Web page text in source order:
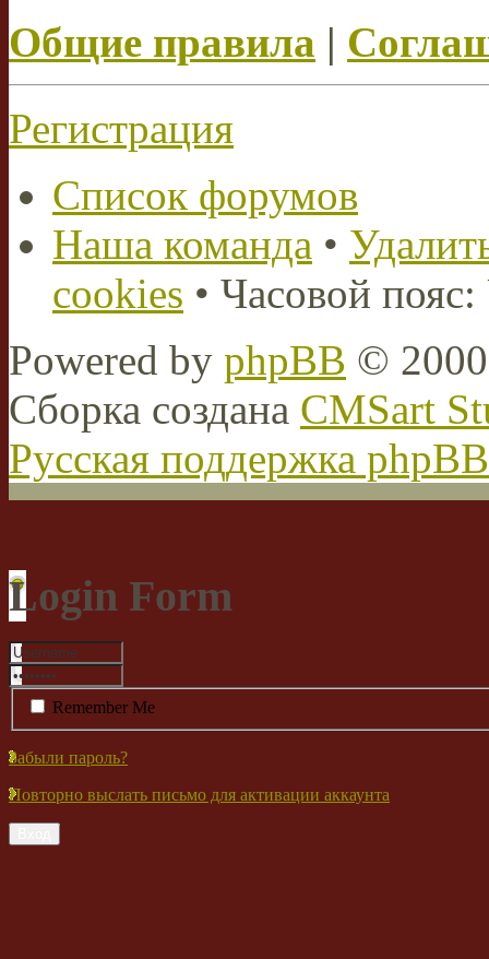
Общие правила |
Регистрация
Список форумов
Наша команда •
cookies • Часовой
Powered by phpBB ©
Сборка создана CMSart
Русская поддержка phpBB
Login Form
Remember Me
Забыли пароль?
Повторно выслать письмо для активации аккаунта